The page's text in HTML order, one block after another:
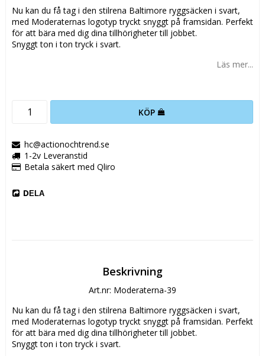
Nu kan du få tag i den stilrena Baltimore ryggsäcken i svart,
med Moderaternas logotyp tryckt snyggt på framsidan. Perfekt
för att bära med dig dina tillhörigheter till jobbet.
Snyggt ton i ton tryck i svart.
Läs mer...
KÖP
hc@actionochtrend.se
1-2v Leveranstid
Betala säkert med Qliro
DELA
Beskrivning
Art.nr: Moderaterna-39
Nu kan du få tag i den stilrena Baltimore ryggsäcken i svart,
med Moderaternas logotyp tryckt snyggt på framsidan. Perfekt
för att bära med dig dina tillhörigheter till jobbet.
Snyggt ton i ton tryck i svart.